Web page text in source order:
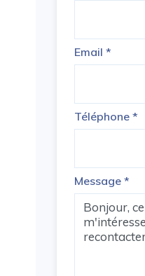
Email *
Téléphone *
Message *